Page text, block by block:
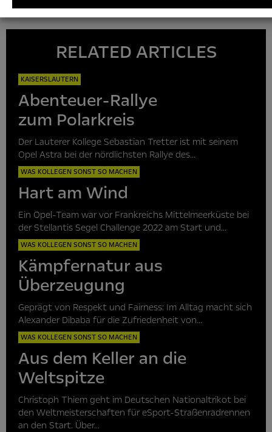
Video/Grafiken: www.eltern-check.net
RELATED ARTICLES
KAISERSLAUTERN
Abenteuer-Rallye
zum Polarkreis
Der Lauterer Kollege Sebastian Tretter ist mit seinem
Opel Astra bei der nördlichsten Rallye des...
WAS KOLLEGEN SONST SO MACHEN
Hart am Wind
Ein Opel-Team war vor Frankreichs Mittelmeerküste bei
der Stellantis Segel Challenge 2022 am Start und...
WAS KOLLEGEN SONST SO MACHEN
Kämpfernatur aus
Überzeugung
Geprägt von Respekt und Fairness: Im Alltag macht sich
Alexander Dibaba für die Zufriedenheit von...
WAS KOLLEGEN SONST SO MACHEN
Aus dem Keller an die
Weltspitze
Christoph Thiem geht im Deutschen Nationaltrikot bei
den Weltmeisterschaften für eSport-Straßenradrennen
an den Start. Über...